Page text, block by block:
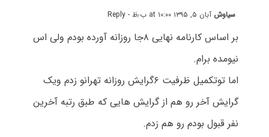
سیاوش آبان ۵, ۱۳۹۵ at ۱۰:۰۰ ب٫ظ - Reply
بر اساس کارنامه نهایی ۸جا روزانه آورده بودم ولی اس
نیومده برام.
اما توتکمیل ظرفیت ۶گرایش روزانه تهرانو زدم ویک
گرایش آخر رو هم از گرایش هایی که طبق رتبه آخرین
نفر قبول بودم رو هم زدم.